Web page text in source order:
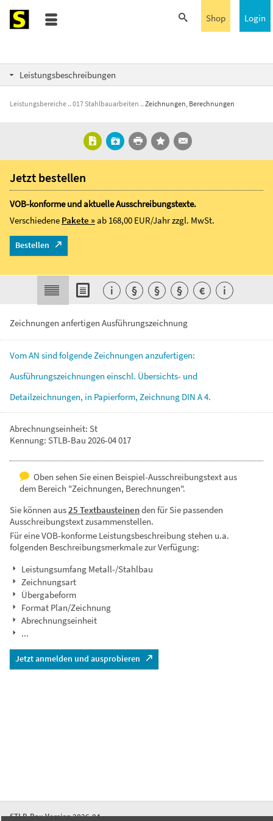
Login
Shop
Leistungsbeschreibungen
Leistungsbereiche 017 Stahlbauarbeiten Zeichnungen, Berechnungen
Zeichnungen anfertigen Ausführungszeichnung
VomAN sindfolgendeZeichnungen anzufertigen:
Ausführungszeichnungen einschl. Übersichts- und
Detailzeichnungen, in Papierform, Zeichnung DIN A4.
Abrechnungseinheit: St
Kennung: STLB-Bau 2026-04 017
Oben sehen Sie einen Beispiel-Ausschreibungstext aus
dem Bereich "Zeichnungen, Berechnungen".
Sie können aus25 Textbausteinenden für Sie passenden
Ausschreibungstext zusammenstellen.
Für eine VOB-konforme Leistungsbeschreibung stehen u.a.
folgenden Beschreibungsmerkmale zur Verfügung:
Leistungsumfang Metall-/Stahlbau
Zeichnungsart
Übergabeform
Format Plan/Zeichnung
Abrechnungseinheit
...
Jetzt anmelden und ausprobieren
Jetzt bestellen
VOB-konforme und aktuelle Ausschreibungstexte.
Verschiedene Pakete »ab 168,00 EUR/Jahrzzgl. MwSt.
Bestellen
i § § § € i
STLB-Bau Version 2026-04